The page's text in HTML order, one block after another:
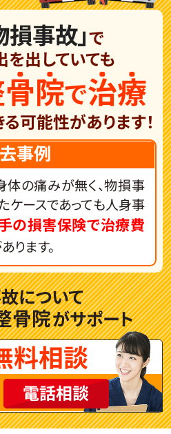
損事故」で
を出していても
骨院で治療
る可能性があります！
事例
の痛みが無く、物損事
ケースであっても人身事
の損害保険で治療費
ります。
について
骨院がサポート
料相談
電話相談